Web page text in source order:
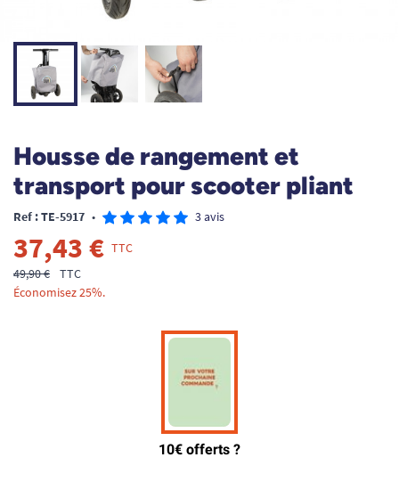
Housse de rangement et
transport pour scooter pliant
Ref : TE-5917 • 3 avis
37,43 € TTC
49,90 €
TTC
Économisez 25%.